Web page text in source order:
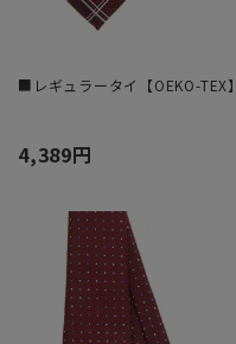
■レギュラータイ【OEKO-TEX】
4,389円